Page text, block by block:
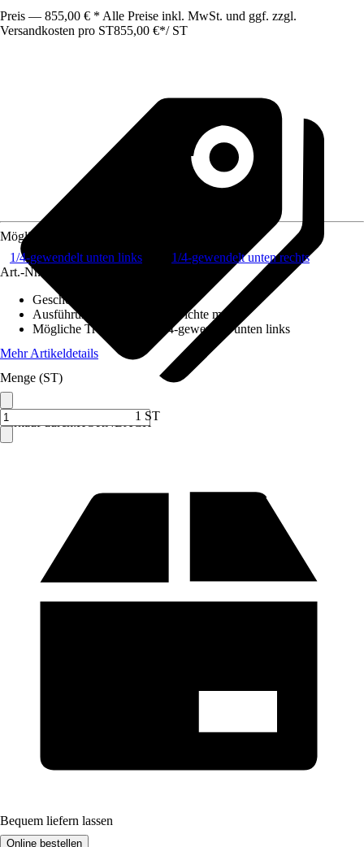
Preis — 855,00 € * Alle Preise inkl. MwSt. und ggf. zzgl.
Versandkosten pro ST855,00 €*/ ST
Verkauf durch:HORNBACH
Mögliche Treppenform
1/4-gewendelt unten links
1/4-gewendelt unten rechts
Art.-Nr.
Geschoßhöhe
Ausführung Treppenstufen
Fichte massiv
Mögliche Treppenform
1/4-gewendelt unten links
Mehr Artikeldetails
Menge (ST)
1 ST
Bequem liefern lassen
Online bestellen